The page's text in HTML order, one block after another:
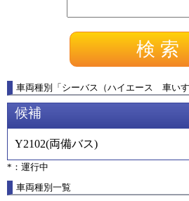
車両種別 「シーバス（ハイエース 車いす
候補
Y2102(両備バス)
*：運行中
車両種別一覧